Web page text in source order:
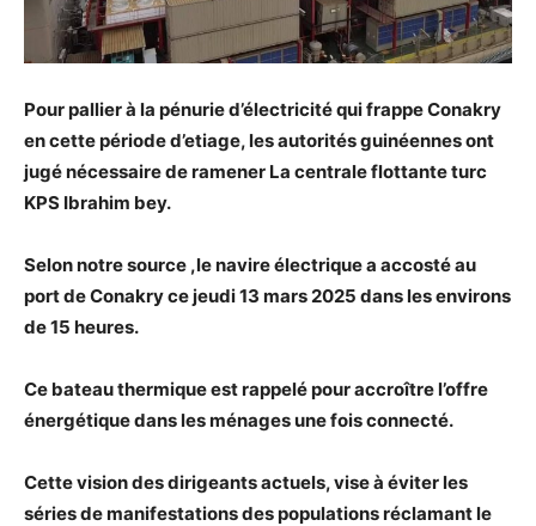
Pour pallier à la pénurie d’électricité qui frappe Conakry
en cette période d’etiage, les autorités guinéennes ont
jugé nécessaire de ramener La centrale flottante turc
KPS Ibrahim bey.
Selon notre source ,le navire électrique a accosté au
port de Conakry ce jeudi 13 mars 2025 dans les environs
de 15 heures.
Ce bateau thermique est rappelé pour accroître l’offre
énergétique dans les ménages une fois connecté.
Cette vision des dirigeants actuels, vise à éviter les
séries de manifestations des populations réclamant le